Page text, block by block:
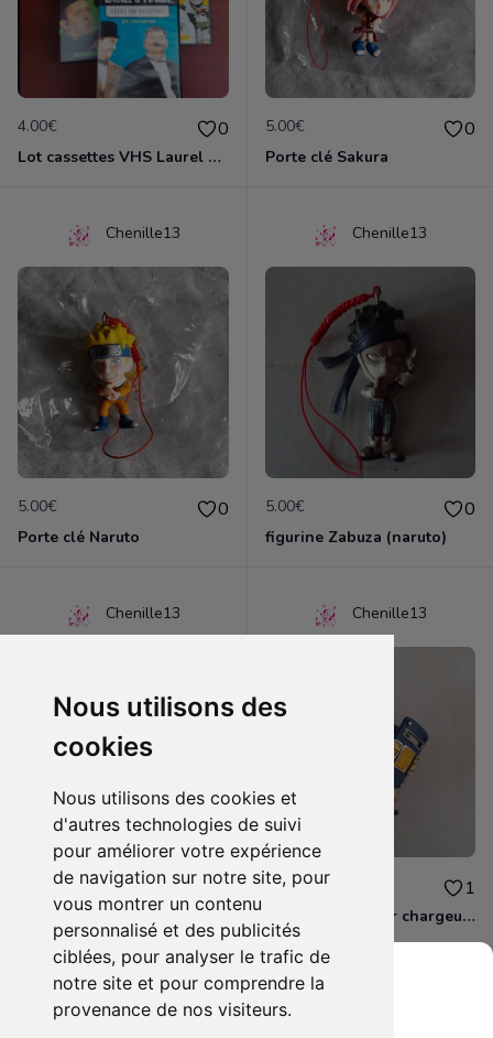
Nous utilisons des
cookies
Nous utilisons des cookies et
d'autres technologies de suivi
pour améliorer votre expérience
de navigation sur notre site, pour
vous montrer un contenu
personnalisé et des publicités
ciblées, pour analyser le trafic de
notre site et pour comprendre la
provenance de nos visiteurs.
4.00€ 0
Lot cassettes VHS Laurel & Hardy
5.00€ 0
Porte clé Sakura
Chenille13
5.00€ 0
Porte clé Naruto
Chenille13
5.00€ 0
figurine Zabuza (naruto)
Chenille13
1.50€ 0
Lot de 2 magnets BAKUGAN
Chenille13
10.00€ 1
Skylanders Super chargeur Higt volt